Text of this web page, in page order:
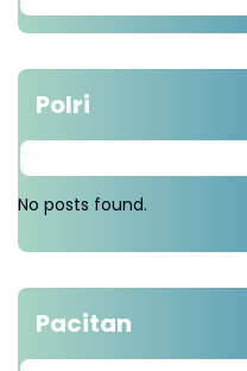
Polri
No posts found.
Pacitan